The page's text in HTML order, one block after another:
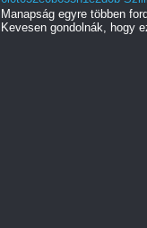
Manapság egyre többen
Kevesen gondolnák, hogy